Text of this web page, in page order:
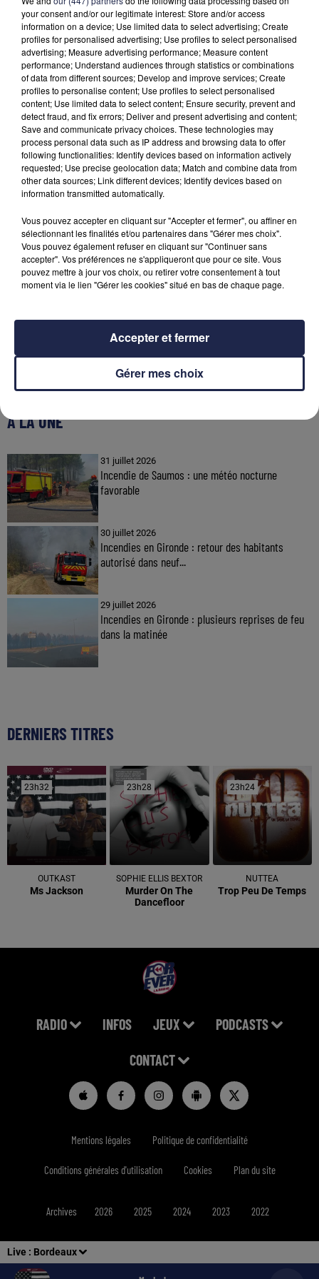
Live : Bordeaux
et d'anciens lauréats. Originalité, innovation, créativité et
potentiel de bénéficiaires figurent parmi les critères de
sélection.
UNE DIZAINE DE PROJETS RETENUS EN 2022
En 2022, l'appel avait abouti à la sélection de onze
associations sur la trentaine de dossiers déposés :"Leurs
projets irriguent de nombreux domaines dont l'entraide,
l'environnement, la citoyenneté, la santé, la culture ou le
sport"liste-t-on. Le festival"Gribouillis"en avait bénéficié, de
même que le"Trophée Burdigala"-tournoi de foot social et
solidaire- ou encore"L'Auberge Nomade"
entre les étudiants. Pour faire acte de candidature, il fautse
manifester avant ce dimanche 27 novembre, en ayant pris
connaissance durèglement .
À LA UNE
31 juillet 2026
Incendie de Saumos : une météo nocturne
favorable
30 juillet 2026
Incendies en Gironde : retour des habitants
autorisé dans neuf...
29 juillet 2026
Incendies en Gironde : plusieurs reprises de feu
dans la matinée
DERNIERS TITRES
23h32
23h32
OUTKAST
Ms Jackson
23h28
23h28
SOPHIE ELLIS BEXTOR
Murder On The
Dancefloor
23h24
23h24
NUTTEA
Trop Peu De Temps
RADIO INFOS JEUX PODCASTS
CONTACT
Mentions légales Politique de confidentialité
Conditions générales d'utilisation Cookies Plan du site
Archives 2026 2025 2024 2023 2022
your consent and/or our legitimate interest: Store and/or access
information on a device; Use limited data to select advertising; Create
profiles for personalised advertising; Use profiles to select personalised
advertising; Measure advertising performance; Measure content
performance; Understand audiences through statistics or combinations
of data from different sources; Develop and improve services; Create
profiles to personalise content; Use profiles to select personalised
content; Use limited data to select content; Ensure security, prevent and
detect fraud, and fix errors; Deliver and present advertising and content;
Save and communicate privacy choices. These technologies may
process personal data such as IP address and browsing data to offer
following functionalities: Identify devices based on information actively
requested; Use precise geolocation data; Match and combine data from
other data sources; Link different devices; Identify devices based on
information transmitted automatically.
Vous pouvez accepter en cliquant sur "Accepter et fermer", ou affiner en
sélectionnant les finalités et/ou partenaires dans "Gérer mes choix".
Vous pouvez également refuser en cliquant sur "Continuer sans
accepter". Vos préférences ne s'appliqueront que pour ce site. Vous
pouvez mettre à jour vos choix, ou retirer votre consentement à tout
moment via le lien "Gérer les cookies" situé en bas de chaque page.
Gérer mes choix
Accepter et fermer